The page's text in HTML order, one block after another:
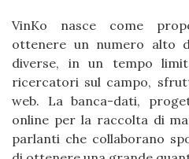
VinKo nasce come
ottenere un numero alto
diverse, in un tempo
ricercatori sul campo,
web. La banca-dati,
online per la raccolta di
parlanti che collaborano